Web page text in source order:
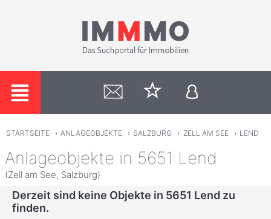
STARTSEITE › ANLAGEOBJEKTE › SALZBURG › ZELL AM SEE › LEND
Anlageobjekte in 5651 Lend
(Zell am See, Salzburg)
Derzeit sind keine Objekte in 5651 Lend zu
finden.